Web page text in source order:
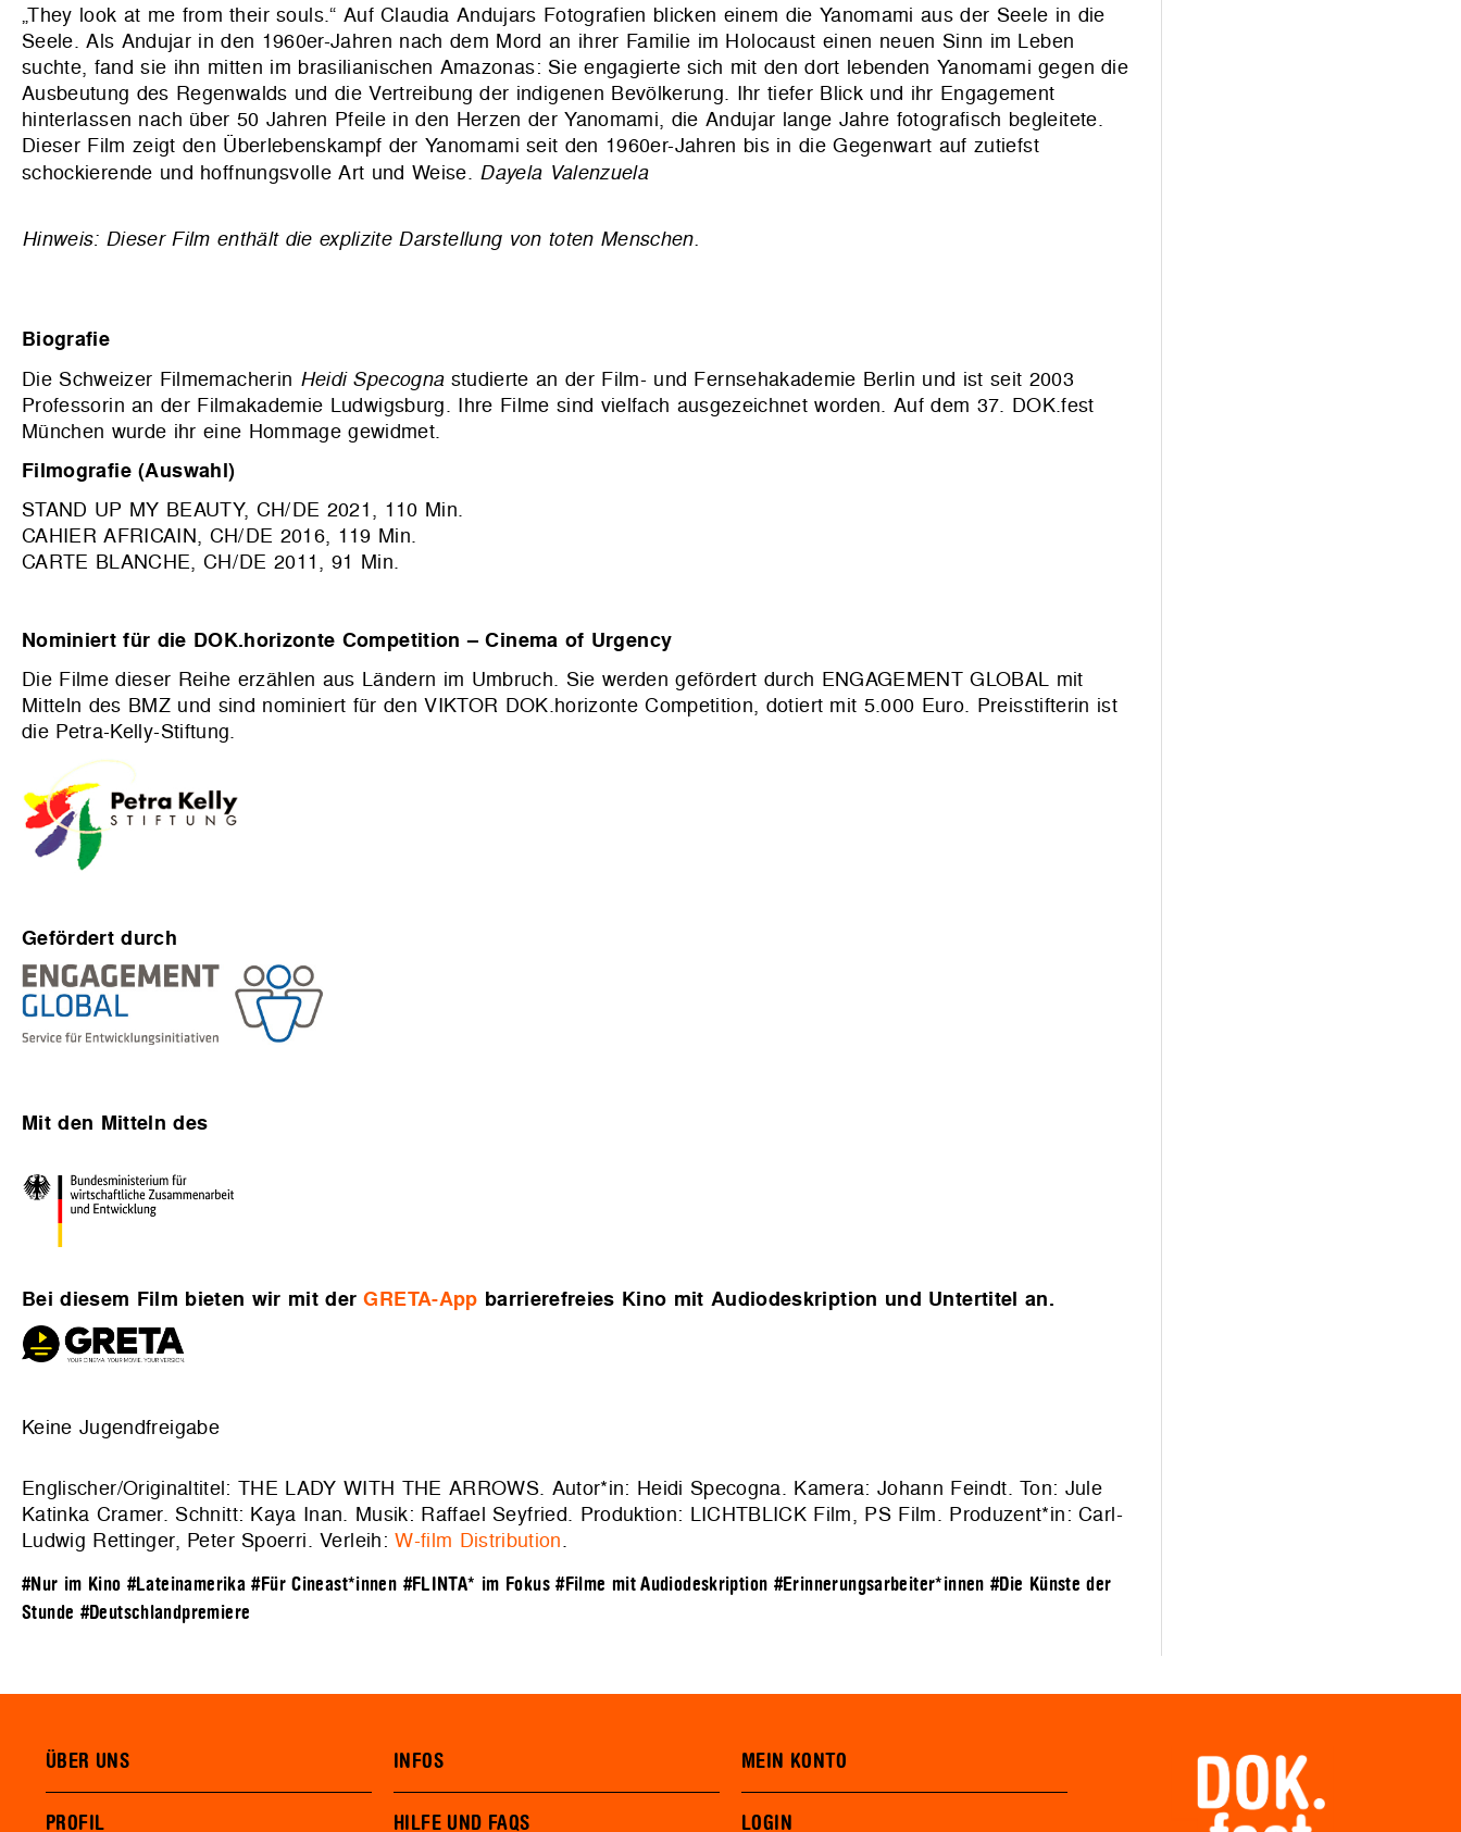
„They look at me from their souls.“ Auf Claudia Andujars Fotografien blicken einem die Yanomami aus der Seele in die
Seele. Als Andujar in den 1960er-Jahren nach dem Mord an ihrer Familie im Holocaust einen neuen Sinn im Leben
suchte, fand sie ihn mitten im brasilianischen Amazonas: Sie engagierte sich mit den dort lebenden Yanomami gegen die
Ausbeutung des Regenwalds und die Vertreibung der indigenen Bevölkerung. Ihr tiefer Blick und ihr Engagement
hinterlassen nach über 50 Jahren Pfeile in den Herzen der Yanomami, die Andujar lange Jahre fotografisch begleitete.
Dieser Film zeigt den Überlebenskampf der Yanomami seit den 1960er-Jahren bis in die Gegenwart auf zutiefst
schockierende und hoffnungsvolle Art und Weise. Dayela Valenzuela
Hinweis: Dieser Film enthält die explizite Darstellung von toten Menschen.
Biografie
Die Schweizer Filmemacherin Heidi Specogna studierte an der Film- und Fernsehakademie Berlin und ist seit 2003
Professorin an der Filmakademie Ludwigsburg. Ihre Filme sind vielfach ausgezeichnet worden. Auf dem 37. DOK.fest
München wurde ihr eine Hommage gewidmet.
Filmografie (Auswahl)
STAND UP MY BEAUTY, CH/DE 2021, 110 Min.
CAHIER AFRICAIN, CH/DE 2016, 119 Min.
CARTE BLANCHE, CH/DE 2011, 91 Min.
Nominiert für die DOK.horizonte Competition – Cinema of Urgency
Die Filme dieser Reihe erzählen aus Ländern im Umbruch. Sie werden gefördert durch ENGAGEMENT GLOBAL mit
Mitteln des BMZ und sind nominiert für den VIKTOR DOK.horizonte Competition, dotiert mit 5.000 Euro. Preisstifterin ist
die Petra-Kelly-Stiftung.
Gefördert durch
Mit den Mitteln des
Bei diesem Film bieten wir mit derGRETA-App barrierefreies Kino mit Audiodeskription und Untertitel an.
Keine Jugendfreigabe
Englischer/Originaltitel: THE LADY WITH THE ARROWS. Autor*in: Heidi Specogna. Kamera: Johann Feindt. Ton: Jule
Katinka Cramer. Schnitt: Kaya Inan. Musik: Raffael Seyfried. Produktion: LICHTBLICK Film, PS Film. Produzent*in: Carl-
Ludwig Rettinger, Peter Spoerri. Verleih:W-film Distribution.
#Nur im Kino #Lateinamerika #Für Cineast*innen #FLINTA* im Fokus #Filme mit Audiodeskription #Erinnerungsarbeiter*innen #Die Künste der
Stunde #Deutschlandpremiere
ÜBER UNS
PROFIL
INFOS
HILFE UND FAQS
MEIN KONTO
LOGIN